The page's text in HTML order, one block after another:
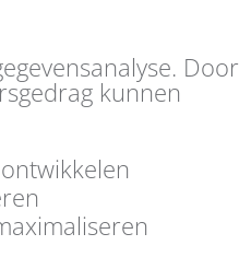
Door
kunnen